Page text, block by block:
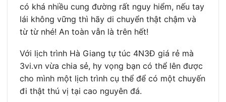
có khá nhiều cung đường rất nguy hiểm, nếu tay
lái không vững thì hãy di chuyển thật chậm và
từ từ nhé! An toàn vẫn là trên hết!
Với lịch trình Hà Giang tự túc 4N3Đ giá rẻ mà
3vi.vn vừa chia sẻ, hy vọng bạn có thể lên được
cho mình một lịch trình cụ thể để có một chuyến
đi thật thú vị tại cao nguyên đá.